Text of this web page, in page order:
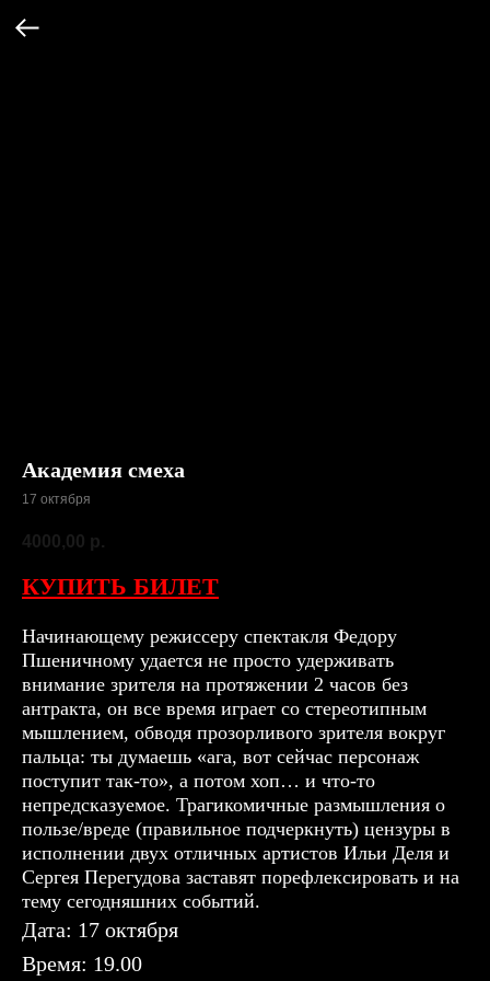
Академия смеха
17 октября
4000,00 р.
КУПИТЬ БИЛЕТ
Начинающему режиссеру спектакля Федору
Пшеничному удается не просто удерживать
внимание зрителя на протяжении 2 часов без
антракта, он все время играет со стереотипным
мышлением, обводя прозорливого зрителя вокруг
пальца: ты думаешь «ага, вот сейчас персонаж
поступит так-то», а потом хоп… и что-то
непредсказуемое. Трагикомичные размышления о
пользе/вреде (правильное подчеркнуть) цензуры в
исполнении двух отличных артистов Ильи Деля и
Сергея Перегудова заставят порефлексировать и на
тему сегодняшних событий.
Дата: 17 октября
Время: 19.00